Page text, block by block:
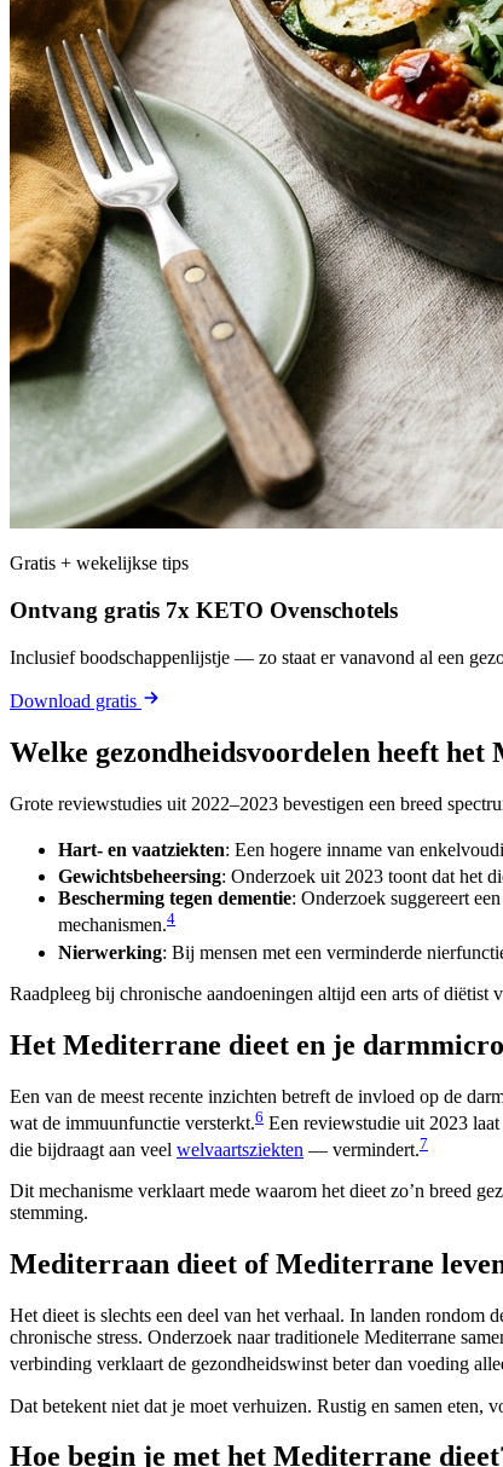
Gratis + wekelijkse tips
Ontvang gratis 7x KETO Ovenschotels
Inclusief boodschappenlijstje — zo staat er vanavond al een
Download gratis
Welke gezondheidsvoordelen heeft het
Grote reviewstudies uit 2022–2023 bevestigen een breed
Hart- en vaatziekten: Een hogere inname van
Gewichtsbeheersing: Onderzoek uit 2023 toont dat het
Bescherming tegen dementie: Onderzoek suggereert
mechanismen.4
Nierwerking: Bij mensen met een verminderde
Raadpleeg bij chronische aandoeningen altijd een arts of
Het Mediterrane dieet en je
Een van de meest recente inzichten betreft de invloed op de
wat de immuunfunctie versterkt.6 Een reviewstudie uit 2023
die bijdraagt aan veel welvaartsziekten — vermindert.7
Dit mechanisme verklaart mede waarom het dieet zo’n breed
stemming.
Mediterraan dieet of Mediterrane
Het dieet is slechts een deel van het verhaal. In landen rondom
chronische stress. Onderzoek naar traditionele Mediterrane
verbinding verklaart de gezondheidswinst beter dan voeding
Dat betekent niet dat je moet verhuizen. Rustig en samen eten,
Hoe begin je met het Mediterrane